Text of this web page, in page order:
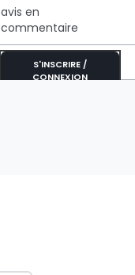
avis en
commentaire
S'INSCRIRE /
CONNEXION